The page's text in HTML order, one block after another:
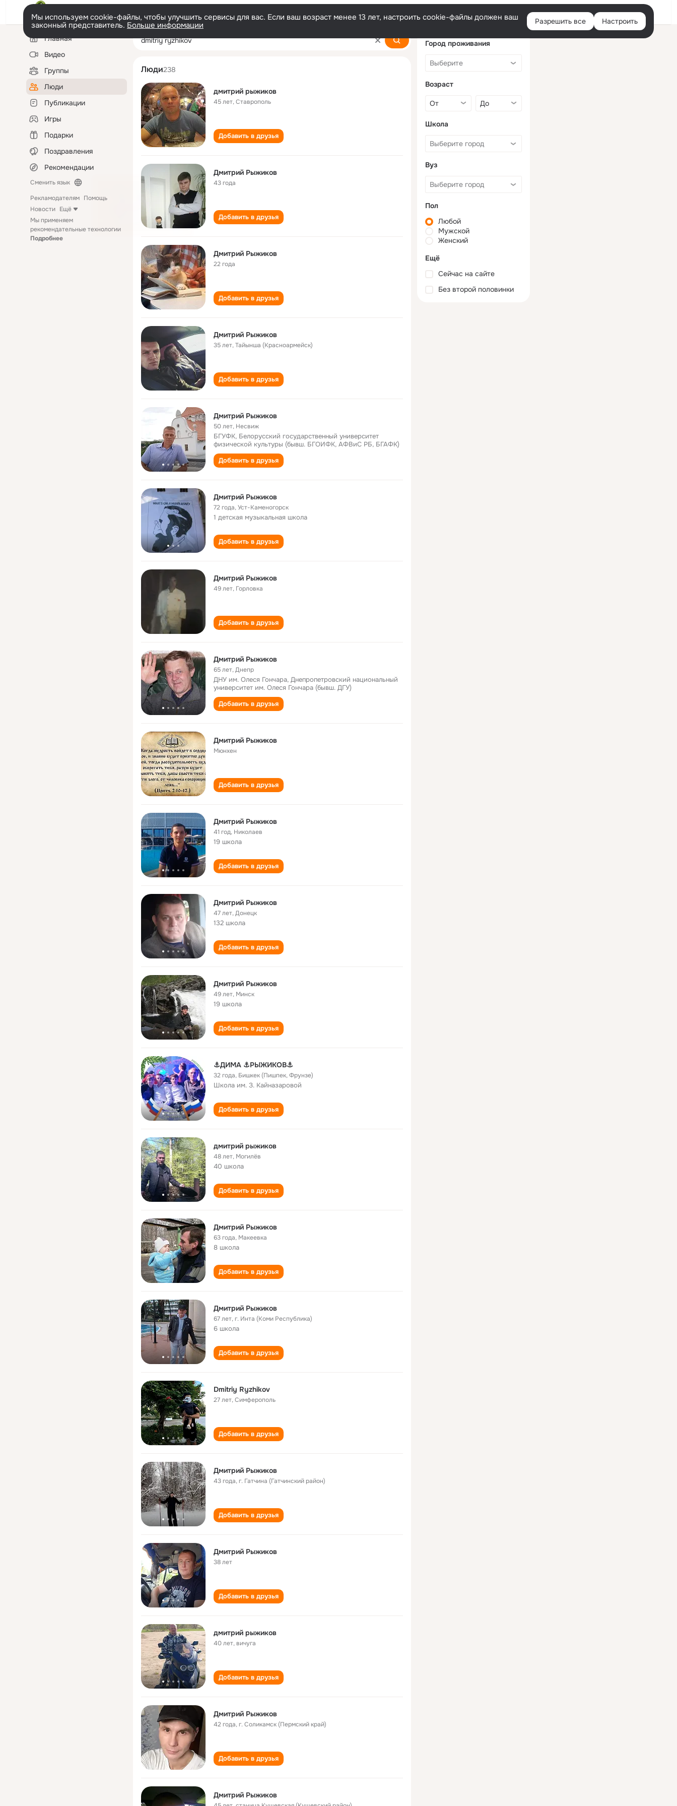
Войти
Мы используем cookie-файлы, чтобы улучшить сервисы для вас. Если ваш возраст менее 13 лет, настроить cookie-файлы должен ваш
законный представитель. Больше информации Разрешить все Настроить
Левая
колонкаГлавная
Видео
Группы
Люди
Публикации
Игры
Подарки
Поздравления
Рекомендации
Сменить язык
Рекламодателям Помощь
Новости Ещё
Мы применяем
рекомендательные технологии
Подробнее
dmitriy ryzhikov
Люди238
дмитрий рыжиков
45 лет,Ставрополь
Добавить в друзья
Дмитрий Рыжиков
43 года
Добавить в друзья
Дмитрий Рыжиков
22 года
Добавить в друзья
Дмитрий Рыжиков
35 лет,Тайынша (Красноармейск)
Добавить в друзья
Дмитрий Рыжиков
50 лет, Несвиж
БГУФК, Белорусский государственный университет
физической культуры (бывш. БГОИФК, АФВиС РБ, БГАФК)
Добавить в друзья
Дмитрий Рыжиков
72 года,Уст-Каменогорск
1 детская музыкальная школа
Добавить в друзья
Дмитрий Рыжиков
49 лет, Горловка
Добавить в друзья
Дмитрий Рыжиков
65 лет,Днепр
ДНУ им. Олеся Гончара, Днепропетровский национальный
университет им. Олеся Гончара (бывш. ДГУ)
Добавить в друзья
Дмитрий Рыжиков
Мюнхен
Добавить в друзья
Дмитрий Рыжиков
41 год, Николаев
19 школа
Добавить в друзья
Дмитрий Рыжиков
47 лет,Донецк
132 школа
Добавить в друзья
Дмитрий Рыжиков
49 лет, Минск
19 школа
Добавить в друзья
⚓ДИМА ⚓РЫЖИКОВ⚓
32 года, Бишкек (Пишпек, Фрунзе)
Школа им. З. Кайназаровой
Добавить в друзья
дмитрий рыжиков
48 лет, Могилёв
40 школа
Добавить в друзья
Дмитрий Рыжиков
63 года, Макеевка
8 школа
Добавить в друзья
Дмитрий Рыжиков
67 лет,г. Инта (Коми Республика)
6 школа
Добавить в друзья
Dmitriy Ryzhikov
27 лет,Симферополь
Добавить в друзья
Дмитрий Рыжиков
43 года,г. Гатчина (Гатчинский район)
Добавить в друзья
Дмитрий Рыжиков
38 лет
Добавить в друзья
дмитрий рыжиков
40 лет,вичуга
Добавить в друзья
Дмитрий Рыжиков
42 года,г. Соликамск (Пермский край)
Добавить в друзья
Дмитрий Рыжиков
Город проживания
Возраст
Школа
Вуз
Пол
Любой
Мужской
Женский
Ещё
Сейчас на сайте
Без второй половинки